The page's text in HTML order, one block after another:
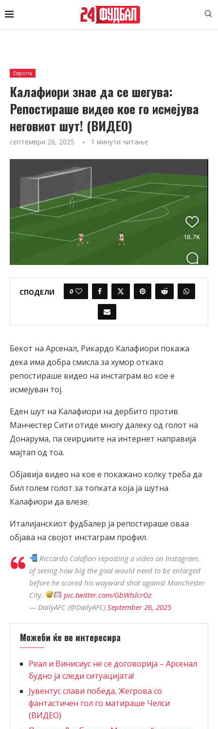
Европа
Калафиори знае да се шегува:
Репостираше видео кое го исмејува
неговиот шут! (ВИДЕО)
септември 26, 2025 1 минути читање
СПОДЕЛИ 0
Бекот на Арсенал, Рикардо Калафиори покажа
дека има добра смисла за хумор откако
репостираше видео на инстаграм во кое е
исмејуван тој.
Еден шут на Калафиори на дербито против
Манчестер Сити отиде многу далеку од голот на
Донарума, па сеирџиите на интернет направија
мајтап од тоа.
Објавија видео на кое е покажано колку треба да
бил голем голот за топката која ја шутна
Калафиори да влезе.
Италијанскиот фудбалер ја репостираше оваа
објава на својот инстаграм профил.
Riccardo Calafiori reposting a video on Instagram,
of seeing how big the goal would need to be enlarged
before he scored his wayward shot against Manchester
City.
pic.twitter.com/GbWIslcrOz
— DailyAFC (@DailyAFC) September 26, 2025
Можеби ќе ве интересира
Реал и Винисиус не се договорија – Арсенал
будно ја следи ситуацијата!
Јувентус слави победа, Жегрова со
фантастичен гол го матираше Челси
(ВИДЕО)